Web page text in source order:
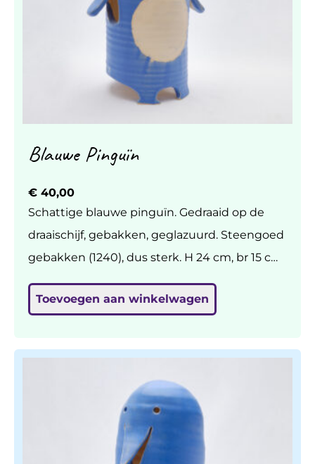
Blauwe Pinguïn
€ 40,00
Schattige blauwe pinguïn. Gedraaid op de
draaischijf, gebakken, geglazuurd. Steengoed
gebakken (1240), dus sterk. H 24 cm, br 15 cm
blauwe pinguïn (zie elders in de shop).
Toevoegen aan winkelwagen